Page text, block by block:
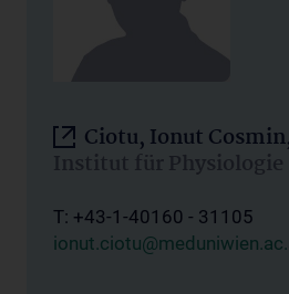
Ciotu, Ionut
Institut für Physiologie
T: +43-1-40160 - 31105